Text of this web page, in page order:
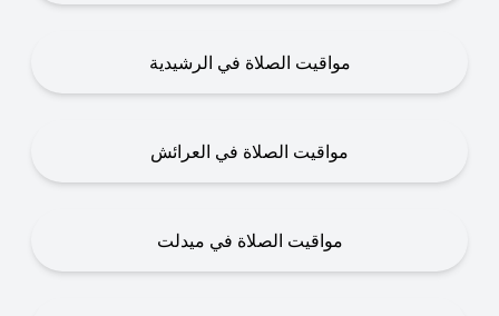
مواقيت الصلاة في الرشيدية
مواقيت الصلاة في العرائش
مواقيت الصلاة في ميدلت